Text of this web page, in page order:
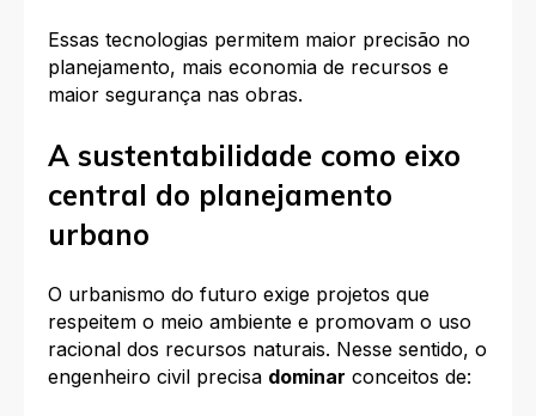
Essas tecnologias permitem maior precisão no
planejamento, mais economia de recursos e
maior segurança nas obras.
A sustentabilidade como eixo
central do planejamento
urbano
O urbanismo do futuro exige projetos que
respeitem o meio ambiente e promovam o uso
racional dos recursos naturais. Nesse sentido, o
engenheiro civil precisa dominar conceitos de: